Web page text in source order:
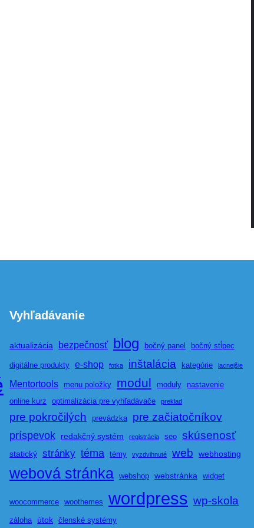
Vyhľadávanie
aktualizácia bezpečnosť blog bočný panel bočný stĺpec
digitálne produkty e-shop fotka inštalácia kategórie lacnejšie
Mentortools menu položky modul moduly
nastavenie
online kurz
optimalizácia pre vyhľadávače preklad
pre pokročilých prevádzka pre začiatočníkov
príspevok redakčný systém registrácia seo skúsenosť
statický stránky téma témy vyzdvihnuté web webhosting
webová stránka webshop webstránka widget
woocommerce woothemes wordpress wp-skola
záloha útok členské systémy